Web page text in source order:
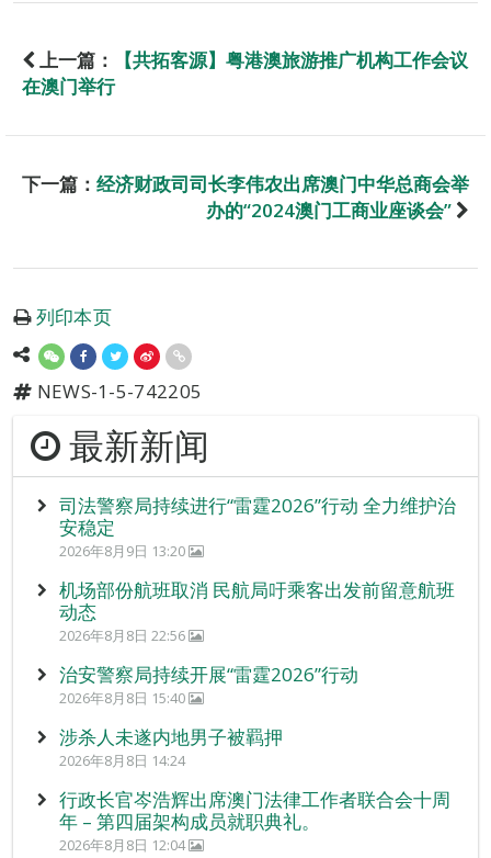
上一篇：
【共拓客源】粤港澳旅游推广机构工作会议
在澳门举行
下一篇： 经济财政司司长李伟农出席澳门中华总商会举
办的“2024澳门工商业座谈会”
列印本页
NEWS-1-5-742205
最新新闻
司法警察局持续进行“雷霆2026”行动 全力维护治
安稳定
2026年8月9日 13:20
机场部份航班取消 民航局吁乘客出发前留意航班
动态
2026年8月8日 22:56
治安警察局持续开展“雷霆2026”行动
2026年8月8日 15:40
涉杀人未遂内地男子被羁押
2026年8月8日 14:24
行政长官岑浩辉出席澳门法律工作者联合会十周
年 – 第四届架构成员就职典礼。
2026年8月8日 12:04